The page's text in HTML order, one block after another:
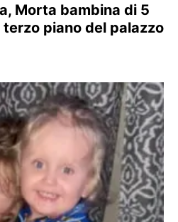
Morta bambina di 5
terzo piano del palazzo